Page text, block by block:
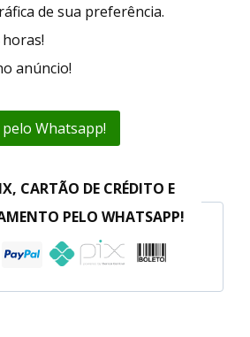
de sua preferência.
anúncio!
Whatsapp!
CARTÃO DE CRÉDITO E
PELO WHATSAPP!